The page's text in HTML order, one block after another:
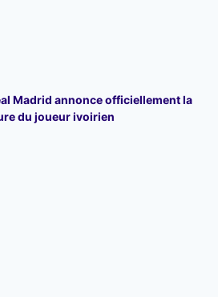
Madrid annonce officiellement la
du joueur ivoirien